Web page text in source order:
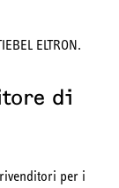
ELTRON.
di
per i